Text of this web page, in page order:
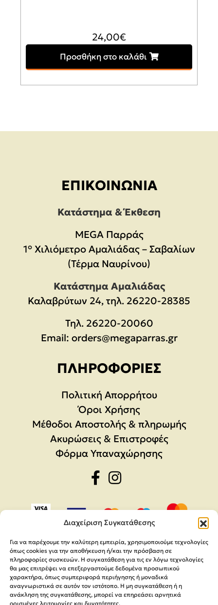
Διαχείριση Συγκατάθεσης
Για να παρέχουμε την καλύτερη εμπειρία, χρησιμοποιούμε τεχνολογίες
όπως cookies για την αποθήκευση ή/και την πρόσβαση σε
πληροφορίες συσκευών. Η συγκατάθεση για τις εν λόγω τεχνολογίες
θα μας επιτρέψει να επεξεργαστούμε δεδομένα προσωπικού
χαρακτήρα, όπως συμπεριφορά περιήγησης ή μοναδικά
αναγνωριστικά σε αυτόν τον ιστότοπο. Η μη συγκατάθεση ή η
ανάκληση της συγκατάθεσης, μπορεί να επηρεάσει αρνητικά
ορισμένες λειτουργίες και δυνατότητες.
24,00€
Προσθήκη στο καλάθι
ΕΠΙΚΟΙΝΩΝΊΑ
Κατάστημα & Έκθεση
MEGA Παρράς
1° Χιλιόμετρο Αμαλιάδας – Σαβαλίων
(Τέρμα Ναυρίνου)
Κατάστημα Αμαλιάδας
Καλαβρύτων 24, τηλ. 26220-28385
Τηλ. 26220-20060
Email: orders@megaparras.gr
ΠΛΗΡΟΦΟΡΊΕΣ
Πολιτική Απορρήτου
Όροι Χρήσης
Μέθοδοι Αποστολής & πληρωμής
Ακυρώσεις & Επιστροφές
Φόρμα Υπαναχώρησης